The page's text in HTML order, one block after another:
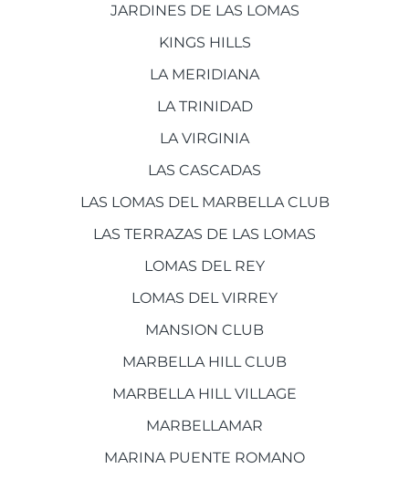
JARDINES DE LAS LOMAS
KINGS HILLS
LA MERIDIANA
LA TRINIDAD
LA VIRGINIA
LAS CASCADAS
LAS LOMAS DEL MARBELLA CLUB
LAS TERRAZAS DE LAS LOMAS
LOMAS DEL REY
LOMAS DEL VIRREY
MANSION CLUB
MARBELLA HILL CLUB
MARBELLA HILL VILLAGE
MARBELLAMAR
MARINA PUENTE ROMANO